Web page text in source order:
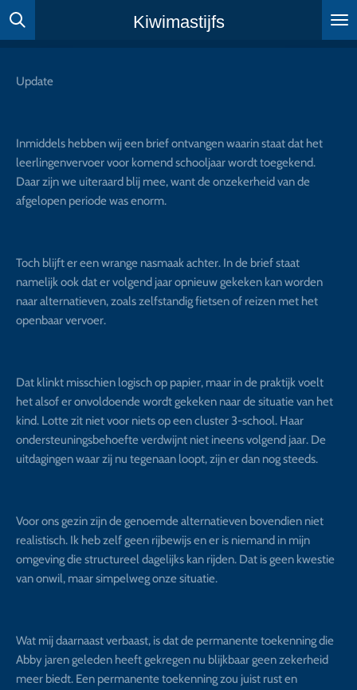
Ga
de
hoofdinhoud
Kiwimastijfs
Update
Inmiddels hebben wij een brief ontvangen waarin staat dat het
leerlingenvervoer voor komend schooljaar wordt toegekend.
Daar zijn we uiteraard blij mee, want de onzekerheid van de
afgelopen periode was enorm.
Toch blijft er een wrange nasmaak achter. In de brief staat
namelijk ook dat er volgend jaar opnieuw gekeken kan worden
naar alternatieven, zoals zelfstandig fietsen of reizen met het
openbaar vervoer.
Dat klinkt misschien logisch op papier, maar in de praktijk voelt
het alsof er onvoldoende wordt gekeken naar de situatie van het
kind. Lotte zit niet voor niets op een cluster 3-school. Haar
ondersteuningsbehoefte verdwijnt niet ineens volgend jaar. De
uitdagingen waar zij nu tegenaan loopt, zijn er dan nog steeds.
Voor ons gezin zijn de genoemde alternatieven bovendien niet
realistisch. Ik heb zelf geen rijbewijs en er is niemand in mijn
omgeving die structureel dagelijks kan rijden. Dat is geen kwestie
van onwil, maar simpelweg onze situatie.
Wat mij daarnaast verbaast, is dat de permanente toekenning die
Abby jaren geleden heeft gekregen nu blijkbaar geen zekerheid
meer biedt. Een permanente toekenning zou juist rust en